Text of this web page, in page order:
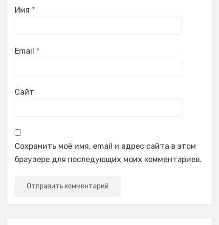
Имя *
Email *
Сайт
Сохранить моё имя, email и адрес сайта в этом
браузере для последующих моих комментариев.